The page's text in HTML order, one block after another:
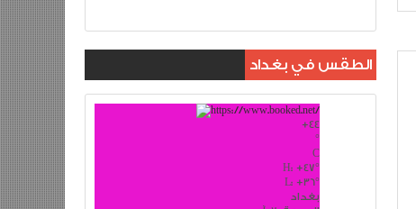
الطقس في بغداد
+44
°
C
H: +47°
L: +36°
بغداد